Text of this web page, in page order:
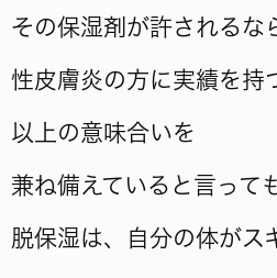
その保湿剤が許されるな
性皮膚炎の方に実績を持
以上の意味合いを
兼ね備えていると言って
脱保湿は、自分の体がス